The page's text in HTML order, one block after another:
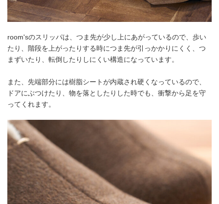
room'sのスリッパは、つま先が少し上にあがっているので、歩い
たり、階段を上がったりする時につま先が引っかかりにくく、つ
まずいたり、転倒したりしにくい構造になっています。
また、先端部分には樹脂シートが内蔵され硬くなっているので、
ドアにぶつけたり、物を落としたりした時でも、衝撃から足を守
ってくれます。